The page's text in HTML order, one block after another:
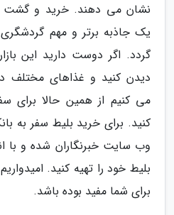
نشان می دهند. خرید و گشت
یک جاذبه برتر و مهم
گردد. اگر دوست دارید این
دیدن کنید و غذاهای مختلف
می کنیم از همین حالا برای
کنید. برای خرید بلیط سفر به
وب سایت خبرنگاران شده و با
بلیط خود را تهیه کنید.
برای شما مفید بوده باشد.